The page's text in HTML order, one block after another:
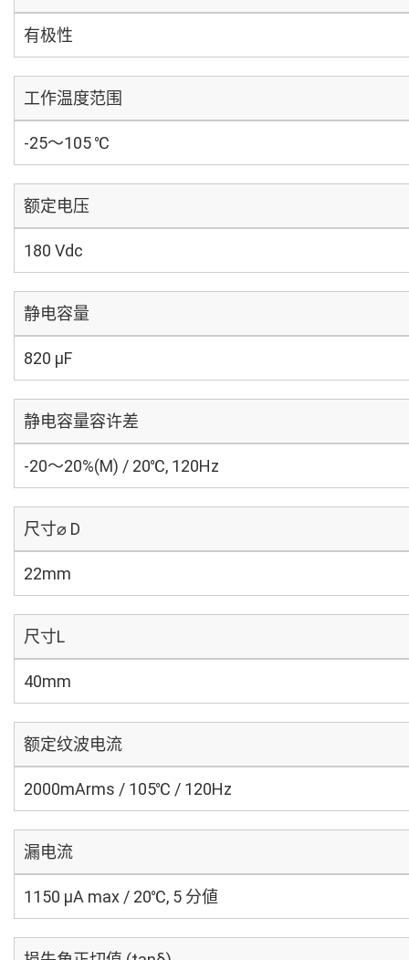
有极性
工作温度范围
-25～105 ℃
额定电压
180 Vdc
静电容量
820 µF
静电容量容许差
-20～20%(M) / 20℃, 120Hz
尺寸⌀ D
22mm
尺寸L
40mm
额定纹波电流
2000mArms / 105℃ / 120Hz
漏电流
1150 μA max / 20℃, 5 分値